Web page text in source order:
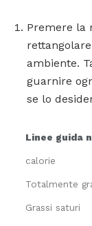
Premere la
ambiente.
guarnire
se lo
Linee guida
calorie
Totalmente
Grassi saturi